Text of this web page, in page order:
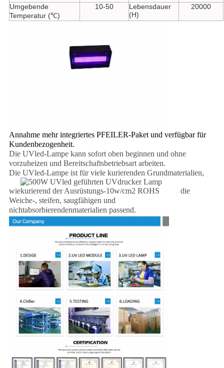
Umgebende
Temperatur (℃)
10-50
Lebensdauer
(H)
20000
Annahme mehr integriertes PFEILER-Paket und verfügbar für
Kundenbezogenheit.
Die UVled-Lampe kann sofort oben beginnen und ohne
vorzuheizen und Bereitschaftsbetriebsart arbeiten.
Die UVled-Lampe ist für viele kurierenden Grundmaterialien,
wie
die
Weiche-, steifen, saugfähigen und
nichtabsorbierendenmaterialien passend.